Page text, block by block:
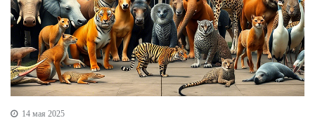
14 мая 2025